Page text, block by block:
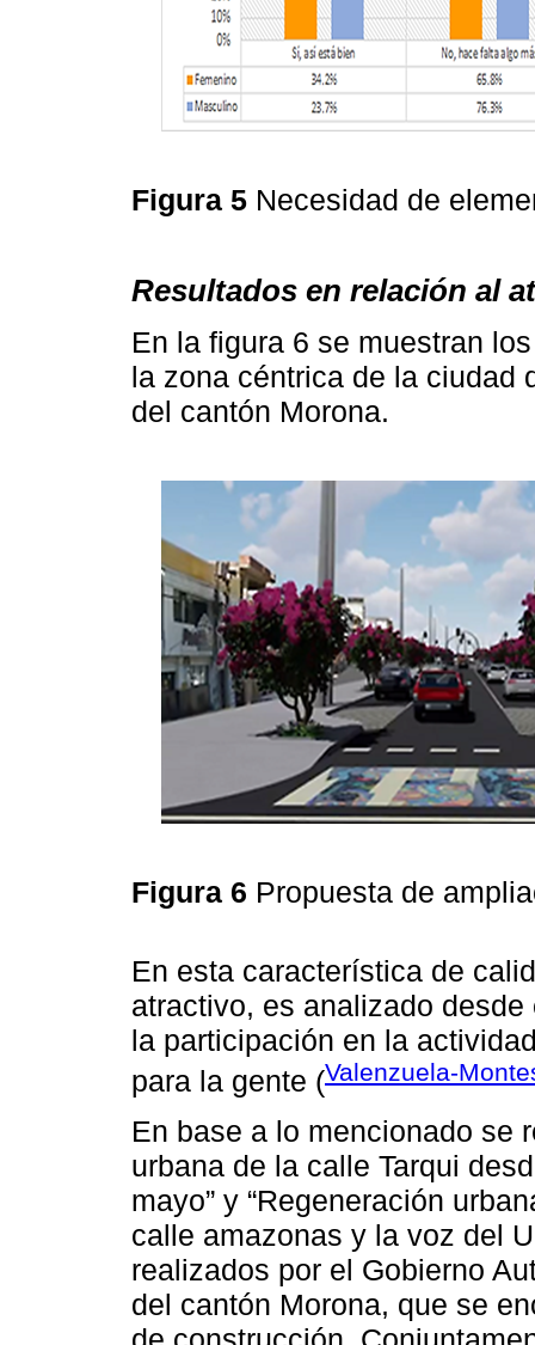
Figura 5 Necesidad de
Resultados en relación al
En la figura 6 se muestran
la zona céntrica de la ciudad
del cantón Morona.
Figura 6 Propuesta de
En esta característica de
atractivo, es analizado
la participación en la
para la gente (Valenzuela-
En base a lo mencionado se
urbana de la calle Tarqui
mayo” y “Regeneración
calle amazonas y la voz del
realizados por el Gobierno
del cantón Morona, que se